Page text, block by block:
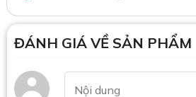
ĐÁNH GIÁ VỀ SẢN PHẨM